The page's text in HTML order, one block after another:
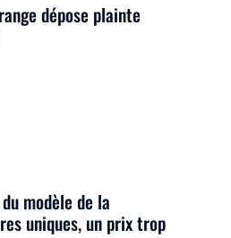
dépose plainte
modèle de la
uniques, un prix trop